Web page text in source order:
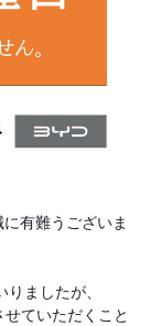
有難うございま
ましたが、
ていただくこと